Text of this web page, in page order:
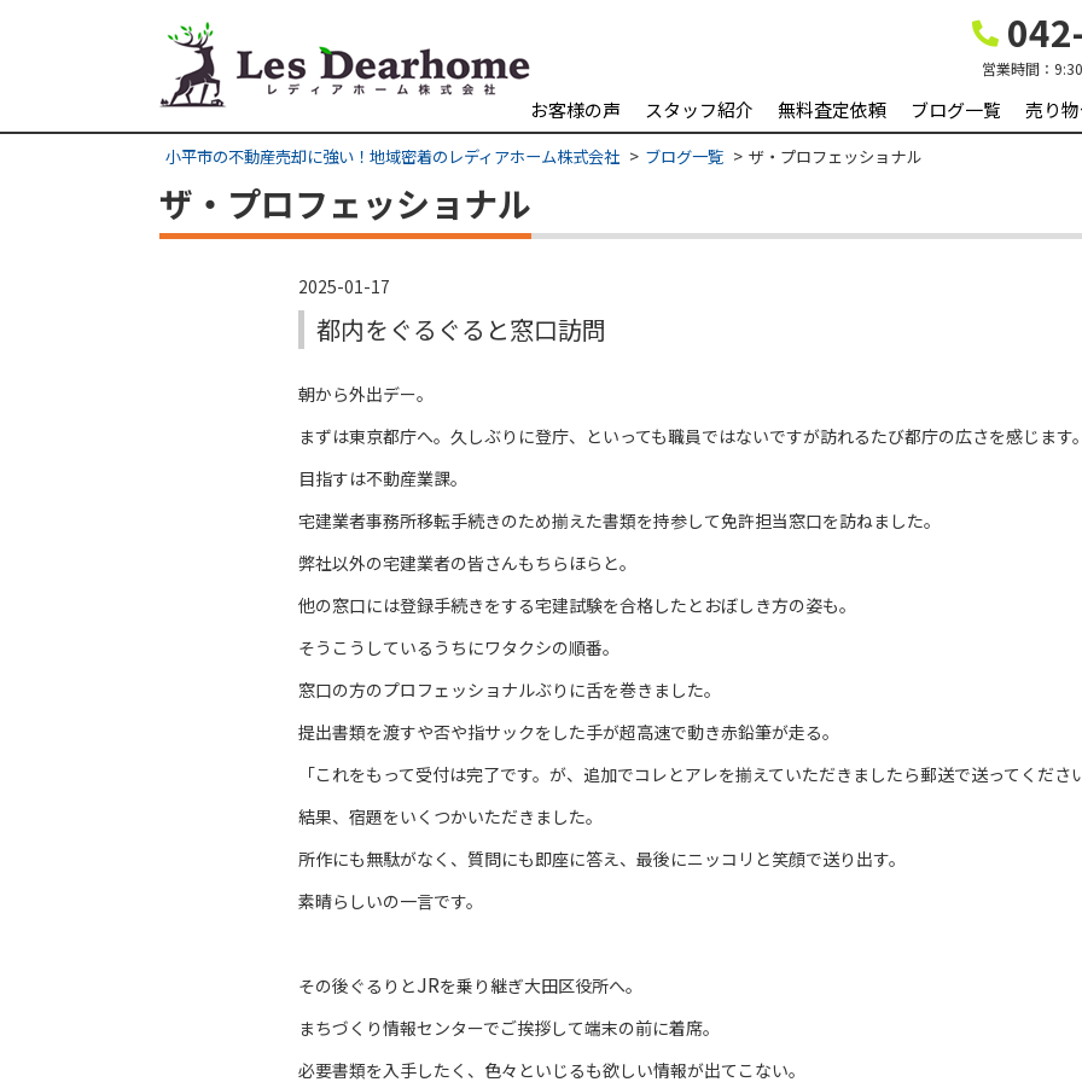
営業時間：
お客様の声 スタッフ紹介 無料査定依頼 ブログ一覧 売り
小平市の不動産売却に強い！地域密着のレディアホーム株式会社 ブログ一覧 ザ・プロフェッショナル
ザ・プロフェッショナル
2025-01-17
都内をぐるぐると窓口訪問
朝から外出デー。
まずは東京都庁へ。久しぶりに登庁、といっても職員ではないですが訪れるたび都庁の広さを感じます
目指すは不動産業課。
宅建業者事務所移転手続きのため揃えた書類を持参して免許担当窓口を訪ねました。
弊社以外の宅建業者の皆さんもちらほらと。
他の窓口には登録手続きをする宅建試験を合格したとおぼしき方の姿も。
そうこうしているうちにワタクシの順番。
窓口の方のプロフェッショナルぶりに舌を巻きました。
提出書類を渡すや否や指サックをした手が超高速で動き赤鉛筆が走る。
「これをもって受付は完了です。が、追加でコレとアレを揃えていただきましたら郵送で送ってくださ
結果、宿題をいくつかいただきました。
所作にも無駄がなく、質問にも即座に答え、最後にニッコリと笑顔で送り出す。
素晴らしいの一言です。
その後ぐるりとJRを乗り継ぎ大田区役所へ。
まちづくり情報センターでご挨拶して端末の前に着席。
必要書類を入手したく、色々といじるも欲しい情報が出てこない。